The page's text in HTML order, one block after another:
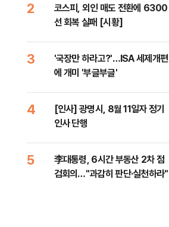
2
코스피, 외인 매도 전환에 6300
선 회복 실패 [시황]
3
'국장만 하라고?'…ISA 세제개편
에 개미 '부글부글'
4
[인사] 광명시, 8월 11일자 정기
인사 단행
5
李대통령, 6시간 부동산 2차 점
검회의…"과감히 판단·실천하라"